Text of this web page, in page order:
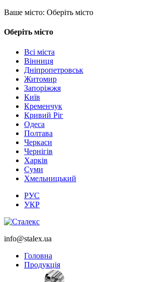
Ваше місто: Оберіть місто
Оберіть місто
Всі міста
Вінниця
Дніпропетровськ
Житомир
Запоріжжя
Київ
Кременчук
Кривий Ріг
Одеса
Полтава
Черкаси
Чернігів
Харків
Суми
Хмельницький
РУС
УКР
info@stalex.ua
Головна
Продукція